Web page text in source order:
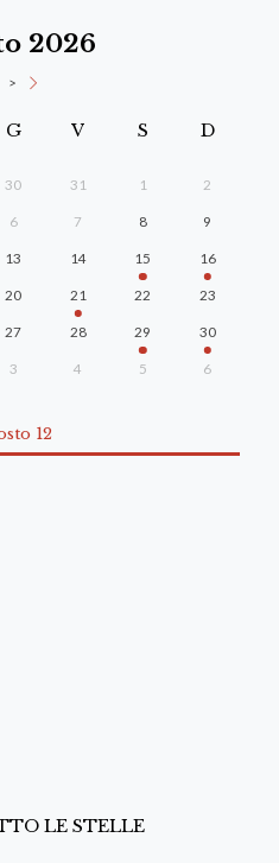
2026
>
G V S D
30 31 1 2
6 7 8 9
13 14 15 16
20 21 22 23
27 28 29 30
3 4 5 6
12
LE STELLE